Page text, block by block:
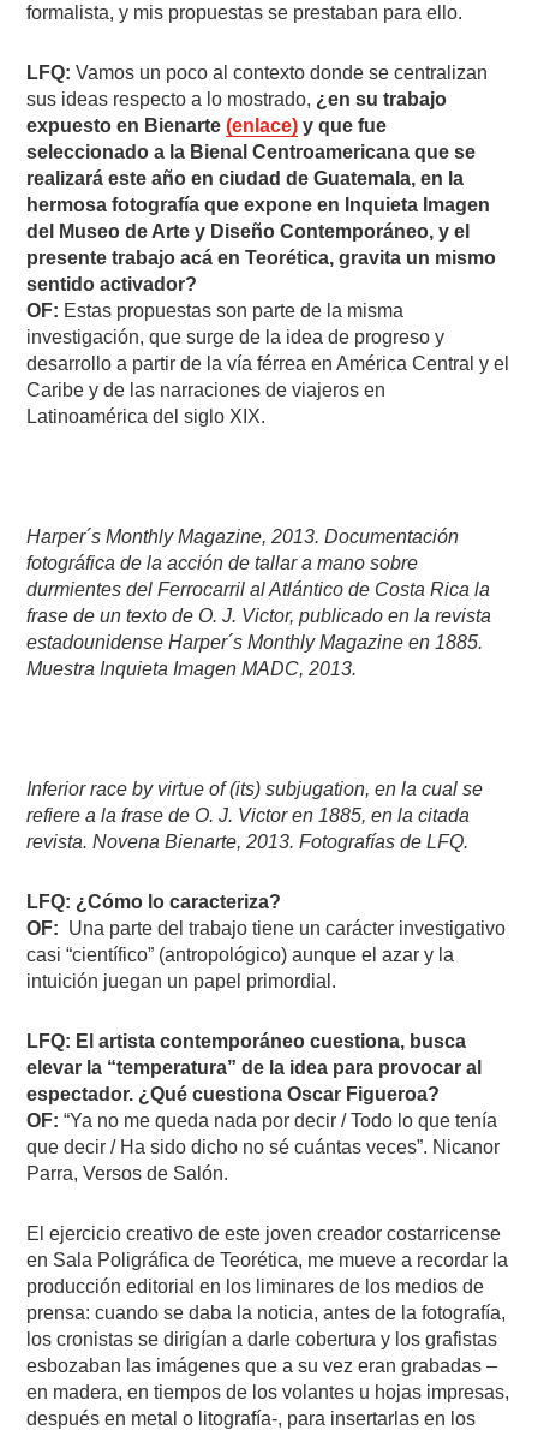
formalista, y mis propuestas se prestaban para ello.
LFQ: Vamos un poco al contexto donde se centralizan
sus ideas respecto a lo mostrado, ¿en su trabajo
expuesto en Bienarte(enlace) y que fue
seleccionado a la Bienal Centroamericana que se
realizará este año en ciudad de Guatemala, en la
hermosa fotografía que expone en Inquieta Imagen
del Museo de Arte y Diseño Contemporáneo, y el
presente trabajo acá en Teorética, gravita un mismo
sentido activador?
OF: Estas propuestas son parte de la misma
investigación, que surge de la idea de progreso y
desarrollo a partir de la vía férrea en América Central y el
Caribe y de las narraciones de viajeros en
Latinoamérica del siglo XIX.
Harper´s Monthly Magazine, 2013. Documentación
fotográfica de la acción de tallar a mano sobre
durmientes del Ferrocarril al Atlántico de Costa Rica la
frase de un texto de O. J. Victor, publicado en la revista
estadounidense Harper´s Monthly Magazine en 1885.
Muestra Inquieta Imagen MADC, 2013.
Inferior race by virtue of (its) subjugation, en la cual se
refiere a la frase de O. J. Victor en 1885, en la citada
revista. Novena Bienarte, 2013. Fotografías de LFQ.
LFQ: ¿Cómo lo caracteriza?
OF: Una parte del trabajo tiene un carácter investigativo
casi “científico” (antropológico) aunque el azar y la
intuición juegan un papel primordial.
LFQ: El artista contemporáneo cuestiona, busca
elevar la “temperatura” de la idea para provocar al
espectador. ¿Qué cuestiona Oscar Figueroa?
OF:“Ya no me queda nada por decir / Todo lo que tenía
que decir / Ha sido dicho no sé cuántas veces”. Nicanor
Parra, Versos de Salón.
El ejercicio creativo de este joven creador costarricense
en Sala Poligráfica de Teorética, me mueve a recordar la
producción editorial en los liminares de los medios de
prensa: cuando se daba la noticia, antes de la fotografía,
los cronistas se dirigían a darle cobertura y los grafistas
esbozaban las imágenes que a su vez eran grabadas –
en madera, en tiempos de los volantes u hojas impresas,
después en metal o litografía-, para insertarlas en los